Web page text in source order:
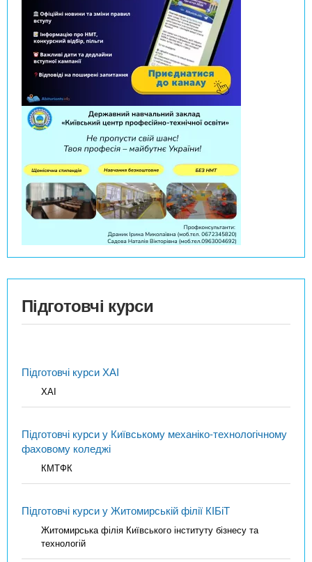
Підготовчі курси
Підготовчі курси ХАІ
ХАІ
Підготовчі курси у Київському механіко-технологічному
фаховому коледжі
КМТФК
Підготовчі курси у Житомирській філії КІБіТ
Житомирська філія Київського інституту бізнесу та
технологій